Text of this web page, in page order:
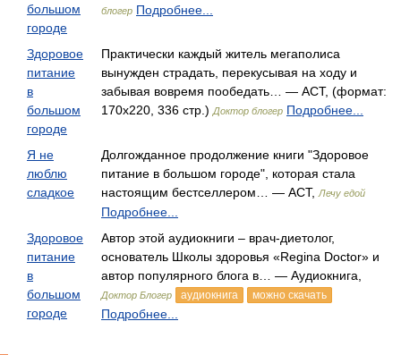
большом
городе
блогер Подробнее...
Здоровое
питание
в
большом
городе
Практически каждый житель мегаполиса
вынужден страдать, перекусывая на ходу и
забывая вовремя пообедать… — АСТ, (формат:
170x220, 336 стр.) Доктор блогер Подробнее...
Я не
люблю
сладкое
Долгожданное продолжение книги "Здоровое
питание в большом городе", которая стала
настоящим бестселлером… — АСТ, Лечу едой
Подробнее...
Здоровое
питание
в
большом
городе
Автор этой аудиокниги – врач-диетолог,
основатель Школы здоровья «Regina Doctor» и
автор популярного блога в… — Аудиокнига,
Доктор Блогер аудиокнига можно скачать
Подробнее...